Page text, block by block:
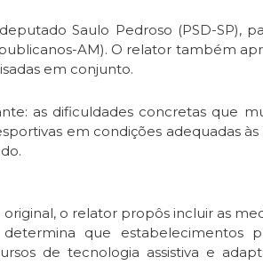
Saulo Pedroso (PSD-SP),
AM). O relator também
em conjunto.
as dificuldades concretas que
em condições adequadas às
o relator propôs incluir as
que estabelecimentos
de tecnologia assistiva e